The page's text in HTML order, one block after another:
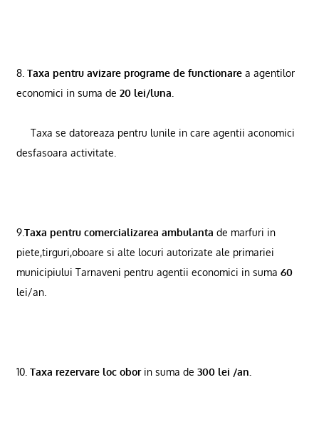
8. Taxa pentru avizare programe de functionarea agentilor
economici in suma de 20 lei/luna.
Taxa se datoreaza pentru lunile in care agentii aconomici
desfasoara activitate.
9.Taxa pentru comercializarea ambulanta de marfuri in
piete,tirguri,oboare si alte locuri autorizate ale primariei
municipiului Tarnaveni pentru agentii economici in suma 60
lei/an.
10. Taxa rezervare loc oborin suma de 300 lei /an.